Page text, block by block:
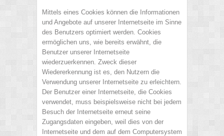
Mittels eines Cookies können die Informationen
und Angebote auf unserer Internetseite im Sinne
des Benutzers optimiert werden. Cookies
ermöglichen uns, wie bereits erwähnt, die
Benutzer unserer Internetseite
wiederzuerkennen. Zweck dieser
Wiedererkennung ist es, den Nutzern die
Verwendung unserer Internetseite zu erleichtern.
Der Benutzer einer Internetseite, die Cookies
verwendet, muss beispielsweise nicht bei jedem
Besuch der Internetseite erneut seine
Zugangsdaten eingeben, weil dies von der
Internetseite und dem auf dem Computersystem